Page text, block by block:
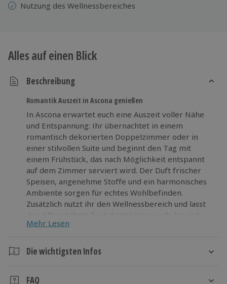
Nutzung des Wellnessbereiches
Alles auf einen Blick
Beschreibung
Romantik Auszeit in Ascona genießen
In Ascona erwartet euch eine Auszeit voller Nähe
und Entspannung: Ihr übernachtet in einem
romantisch dekorierten Doppelzimmer oder in
einer stilvollen Suite und beginnt den Tag mit
einem Frühstück, das nach Möglichkeit entspannt
auf dem Zimmer serviert wird. Der Duft frischer
Speisen, angenehme Stoffe und ein harmonisches
Ambiente sorgen für echtes Wohlbefinden.
Zusätzlich nutzt ihr den Wellnessbereich und lasst
den Alltag Schritt für Schritt hinter euch, bis sich
Körper und Geist wieder leicht anfühlen. Dieses
Komfort schätzen und bewusst Zeit miteinander
verbringen möchten. Nehmt euch eine kurze Pause
in Ascona ganz entspannt.
Mehr Lesen
Die wichtigsten Infos
FAQ